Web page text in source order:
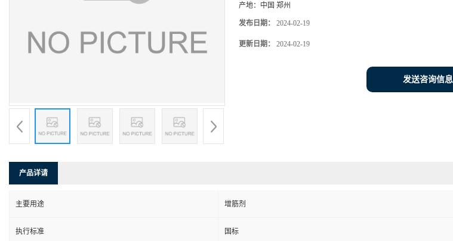
产地： 中国 郑州
发布日期： 2024-02-19
更新日期： 2024-02-19
发送咨询信息
产品详请
主要用途 增筋剂
执行标准 国标